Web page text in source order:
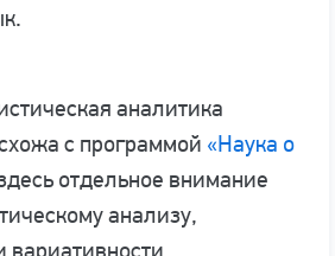
аналитика
с программой «Наука о
отдельное внимание
анализу,